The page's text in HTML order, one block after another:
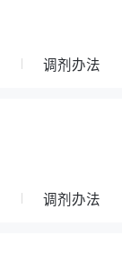
调剂办法
调剂办法